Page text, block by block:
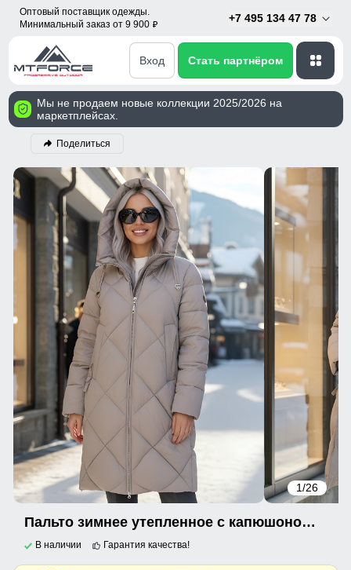
Оптовый поставщик одежды.
Минимальный заказ от 9 900 p
+7 495 134 47 78
Вход Стать партнёром
Мы не продаем новые коллекции 2025/2026 на
маркетплейсах.
Поделиться
1/26
Пальто зимнее утепленное с капюшоном женское светло-коричневого цвета 7637SK
В наличии Гарантия качества!